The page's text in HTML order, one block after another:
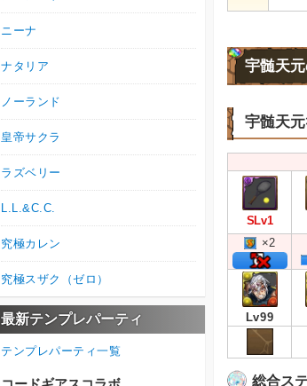
宇髄天
宇髄天
SLv1
×2
Lv99
総合ス
ニーナ
ナタリア
ノーランド
皇帝サクラ
ラズベリー
L.L.&C.C.
究極カレン
究極スザク（ゼロ）
最新テンプレパーティ
テンプレパーティ一覧